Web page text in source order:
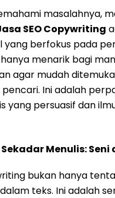
masalahnya,
SEO Copywriting
yang berfokus pada
menarik bagi
agar mudah
pencari. Ini adalah
yang persuasif dan
Menulis: Seni
bukan hanya
teks. Ini adalah